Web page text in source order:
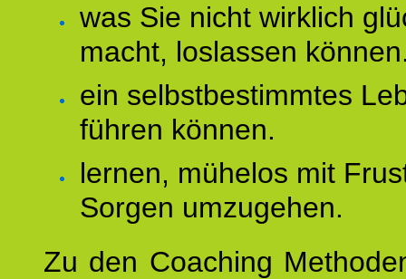
was Sie nicht wirklich
macht, loslassen
ein selbstbestimmtes
führen können.
lernen, mühelos mit
Sorgen umzugehen.
Zu den Coaching